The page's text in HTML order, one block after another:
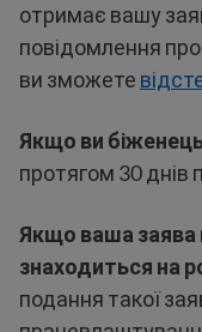
отримає вашу
повідомлення
ви зможете
Якщо ви
протягом 30 днів
Якщо ваша заява
знаходиться на
подання такої